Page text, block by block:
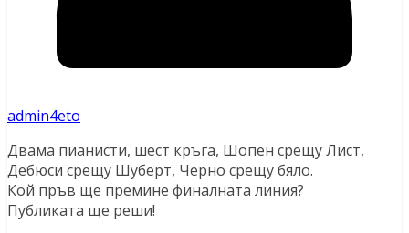
admin4eto
Двама пианисти, шест кръга, Шопен срещу Лист,
Дебюси срещу Шуберт, Черно срещу бяло.
Кой пръв ще премине финалната линия?
Публиката ще реши!